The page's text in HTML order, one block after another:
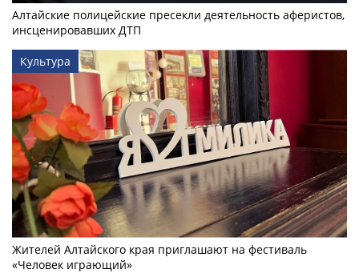
Алтайские полицейские пресекли деятельность аферистов,
инсценировавших ДТП
Культура
Жителей Алтайского края приглашают на фестиваль
«Человек играющий»